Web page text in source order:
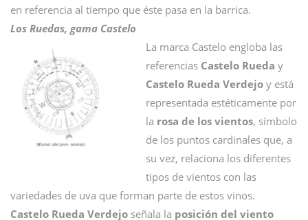
en referencia al tiempo que éste pasa en la barrica.
Los Ruedas, gama Castelo
La marca Castelo engloba las
referencias Castelo Rueda y
Castelo Rueda Verdejo y está
representada estéticamente por
la rosa de los vientos, símbolo
de los puntos cardinales que, a
su vez, relaciona los diferentes
tipos de vientos con las
variedades de uva que forman parte de estos vinos.
Castelo Rueda Verdejo señala la posición del viento